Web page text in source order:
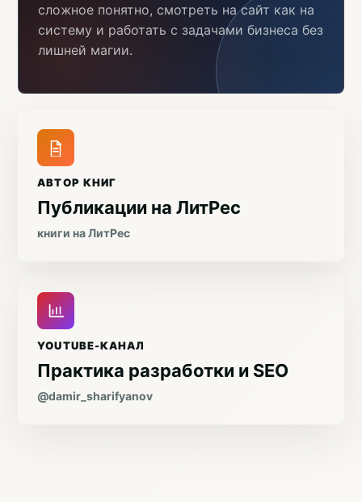
сложное понятно, смотреть на сайт как на
систему и работать с задачами бизнеса без
лишней магии.
АВТОР КНИГ
Публикации на ЛитРес
книги на ЛитРес
YOUTUBE-КАНАЛ
Практика разработки и SEO
@damir_sharifyanov